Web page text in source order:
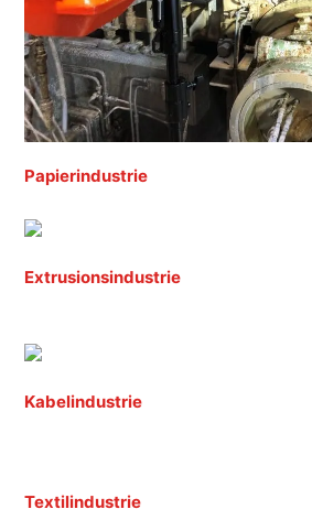
Papierindustrie
Extrusionsindustrie
Kabelindustrie
Textilindustrie